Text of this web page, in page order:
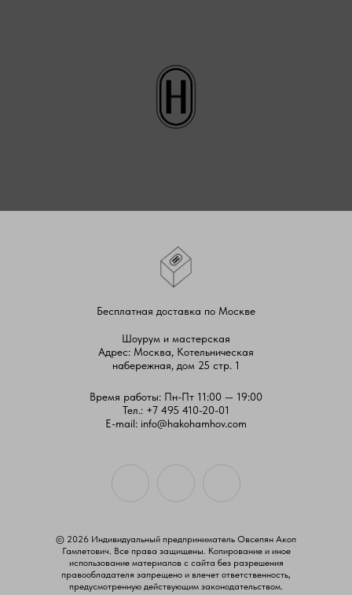
Шоурум и мастерская
Адрес: Москва, Котельническая
набережная, дом 25 стр. 1
© 2026 Индивидуальный предприниматель Овсепян Акоп
Гамлетович. Все права защищены. Копирование и иное
использование материалов с сайта без разрешения
правообладателя запрещено и влечет ответственность,
предусмотренную действующим законодательством.
Время работы: Пн-Пт 11:00 — 19:00
Тел.: +7 495 410-20-01
E-mail: info@hakohamhov.com
Бесплатная доставка по Москве